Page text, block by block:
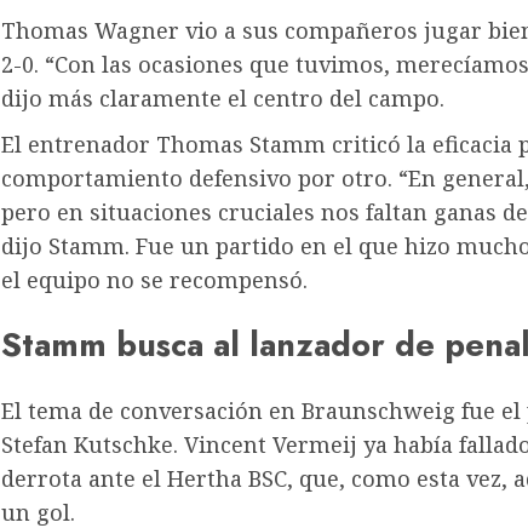
Thomas Wagner vio a sus compañeros jugar
2-0. “Con las ocasiones que tuvimos,
dijo más claramente el centro del campo.
El entrenador Thomas Stamm criticó la eficacia
comportamiento defensivo por otro. “En
pero en situaciones cruciales nos faltan ganas
dijo Stamm. Fue un partido en el que hizo
el equipo no se recompensó.
Stamm busca al lanzador de
El tema de conversación en Braunschweig fue
Stefan Kutschke. Vincent Vermeij ya había
derrota ante el Hertha BSC, que, como esta vez,
un gol.